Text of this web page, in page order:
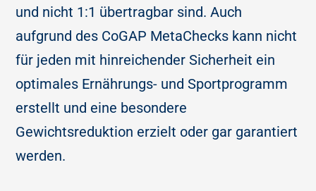
und nicht 1:1 übertragbar sind. Auch
aufgrund des CoGAP MetaChecks kann nicht
für jeden mit hinreichender Sicherheit ein
optimales Ernährungs- und Sportprogramm
erstellt und eine besondere
Gewichtsreduktion erzielt oder gar garantiert
werden.